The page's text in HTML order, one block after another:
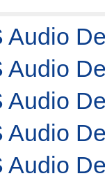
Audio
Audio
Audio
Audio
Audio